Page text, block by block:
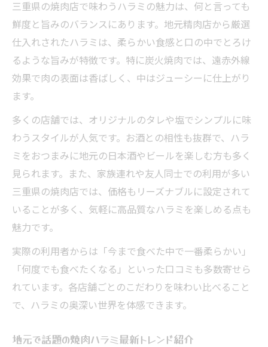
三重県の焼肉店で味わうハラミの魅力は、何と言っても
鮮度と旨みのバランスにあります。地元精肉店から厳選
仕入れされたハラミは、柔らかい食感と口の中でとろけ
るような旨みが特徴です。特に炭火焼肉では、遠赤外線
効果で肉の表面は香ばしく、中はジューシーに仕上がり
ます。
多くの店舗では、オリジナルのタレや塩でシンプルに味
わうスタイルが人気です。お酒との相性も抜群で、ハラ
ミをおつまみに地元の日本酒やビールを楽しむ方も多く
見られます。また、家族連れや友人同士での利用が多い
三重県の焼肉店では、価格もリーズナブルに設定されて
いることが多く、気軽に高品質なハラミを楽しめる点も
魅力です。
実際の利用者からは「今まで食べた中で一番柔らかい」
「何度でも食べたくなる」といった口コミも多数寄せら
れています。各店舗ごとのこだわりを味わい比べること
で、ハラミの奥深い世界を体感できます。
地元で話題の焼肉ハラミ最新トレンド紹介